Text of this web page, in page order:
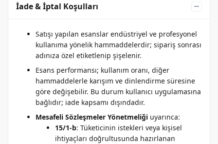
İade & İptal Koşulları
Satışı yapılan esanslar endüstriyel ve profesyonel
kullanıma yönelik hammaddelerdir; sipariş sonrası
adınıza özel etiketlenip şişelenir.
Esans performansı; kullanım oranı, diğer
hammaddelerle karışım ve dinlendirme süresine
göre değişebilir. Bu durum kullanıcı uygulamasına
bağlıdır; iade kapsamı dışındadır.
Mesafeli Sözleşmeler Yönetmeliği uyarınca:
15/1-b: Tüketicinin istekleri veya kişisel
ihtiyaçları doğrultusunda hazırlanan